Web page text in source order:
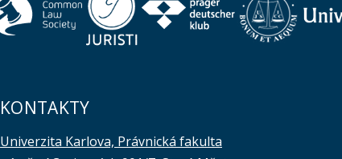
KONTAKTY
Univerzita Karlova, Právnická fakulta